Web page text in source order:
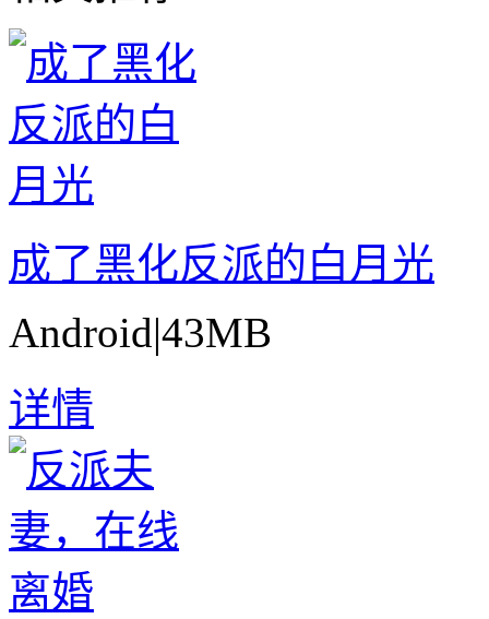
成了黑化反派的白月光
Android|43MB
详情